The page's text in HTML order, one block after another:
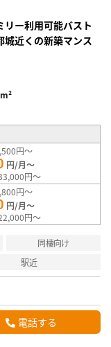
リー利用可能バスト
近くの新築マンス
円～
円/月～
円～
円～
円/月～
円～
同棲向け
駅近
電話する